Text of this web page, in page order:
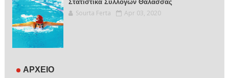
Στατιστικά Συλλόγων Θάλασσας
Sourta Ferta Apr 03, 2020
ΑΡΧΕΙΟ